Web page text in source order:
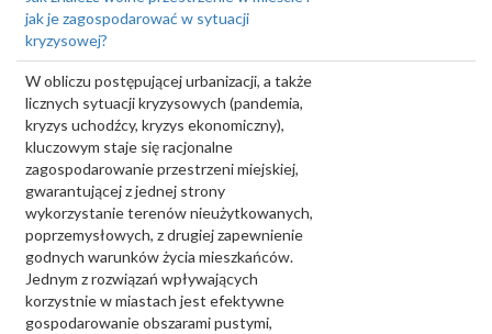
jak je zagospodarować w sytuacji
kryzysowej?
W obliczu postępującej urbanizacji, a także
licznych sytuacji kryzysowych (pandemia,
kryzys uchodźcy, kryzys ekonomiczny),
kluczowym staje się racjonalne
zagospodarowanie przestrzeni miejskiej,
gwarantującej z jednej strony
wykorzystanie terenów nieużytkowanych,
poprzemysłowych, z drugiej zapewnienie
godnych warunków życia mieszkańców.
Jednym z rozwiązań wpływających
korzystnie w miastach jest efektywne
gospodarowanie obszarami pustymi,